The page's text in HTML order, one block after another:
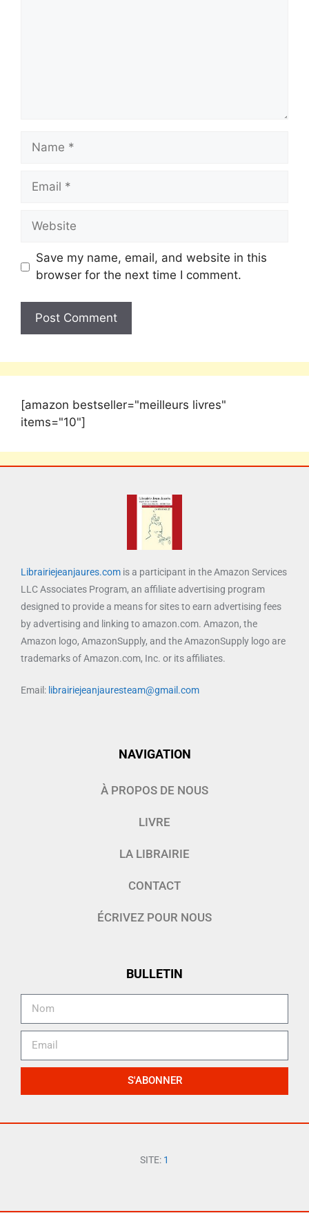
Save my name, email, and website in this
browser for the next time I comment.
[amazon bestseller="meilleurs livres"
items="10"]
Librairiejeanjaures.com is a participant in the Amazon Services
LLC Associates Program, an affiliate advertising program
designed to provide a means for sites to earn advertising fees
by advertising and linking to amazon.com. Amazon, the
Amazon logo, AmazonSupply, and the AmazonSupply logo are
trademarks of Amazon.com, Inc. or its affiliates.
Email: librairiejeanjauresteam@gmail.com
NAVIGATION
À PROPOS DE NOUS
LIVRE
LA LIBRAIRIE
CONTACT
ÉCRIVEZ POUR NOUS
BULLETIN
S'ABONNER
SITE: 1